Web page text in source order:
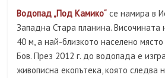
Водопад „Под Камико“ се намира в
Западна Стара планина.
40 м, а най-близкото населено
Бов. През 2012 г. до водопада е
живописна екопътека, която следва